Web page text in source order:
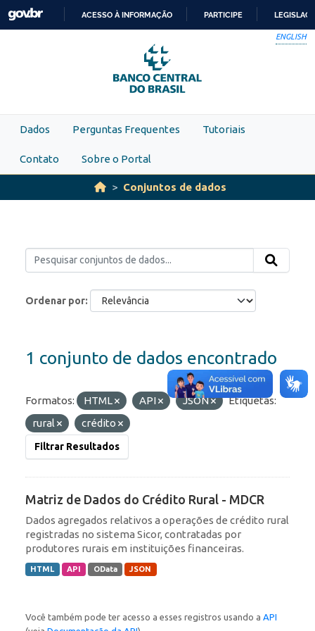
Skip to main content
PARA
O
CONTEÚDO
ACESSO À INFORMAÇÃO PARTICIPE
ENGLISH
Dados Perguntas Frequentes Tutoriais
Contato Sobre o Portal
Conjuntos de dados
Ordenar por
1 conjunto de dados encontrado
Formatos: HTML API JSON
Etiquetas:
rural
crédito
Filtrar Resultados
Matriz de Dados do Crédito Rural - MDCR
Dados agregados relativos a operações de crédito rural
registradas no sistema Sicor, contratadas por
produtores rurais em instituições financeiras.
HTML API OData JSON
Você também pode ter acesso a esses registros usando a API